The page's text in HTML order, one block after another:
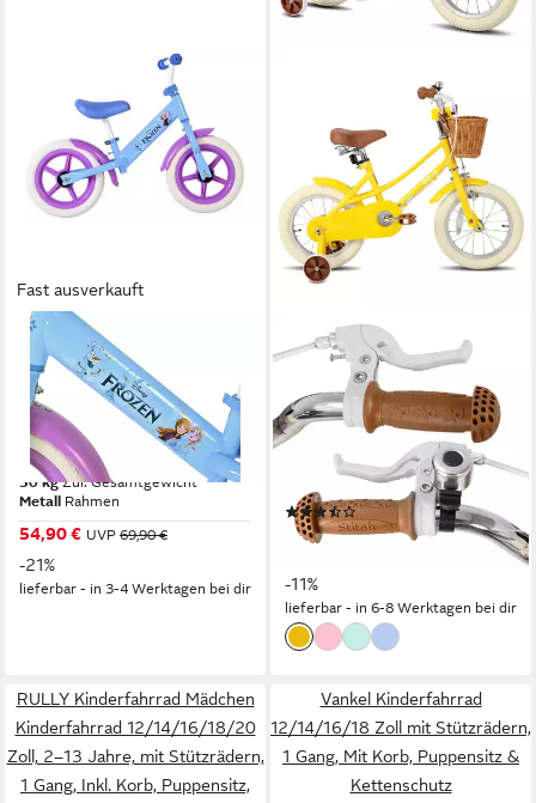
Fast ausverkauft
Kinderfahrrad Kinder Laufrad
Lauf Lern Rad Bike
Lauffahrrad Lauflernrad
Frozen 1084
30 kg Zul. Gesamtgewicht
Metall
Rahmen
54,90 € UVP 69,90 €
-21%
lieferbar - in 3-4 Werktagen bei dir
JOYSTAR
Kinderfahrrad
12/14/16/18/20
Kinderfahrrad für 2-13 Jahre
alte Mädchen
Zul. Gesamtgewicht
(3)
ab 155,99 € 175,99 €
-11%
lieferbar - in 6-8 Werktagen bei dir
RULLY Kinderfahrrad Mädchen
Kinderfahrrad 12/14/16/18/20
Zoll, 2–13 Jahre, mit Stützrädern,
1 Gang, Inkl. Korb, Puppensitz,
Vankel Kinderfahrrad
12/14/16/18 Zoll mit Stützrädern,
1 Gang, Mit Korb, Puppensitz &
Kettenschutz